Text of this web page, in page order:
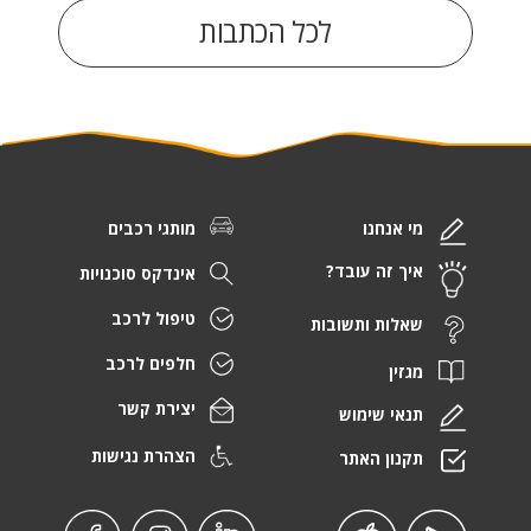
לכל הכתבות
מי אנחנו
איך זה עובד?
שאלות ותשובות
מגזין
תנאי שימוש
תקנון האתר
מותגי רכבים
אינדקס סוכנויות
טיפול לרכב
חלפים לרכב
יצירת קשר
הצהרת נגישות